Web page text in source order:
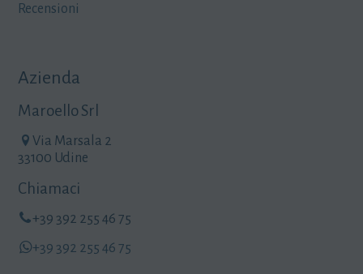
Recensioni
Azienda
Maroello Srl
Via Marsala 2
33100 Udine
Chiamaci
+39 392 255 46 75
+39 392 255 46 75